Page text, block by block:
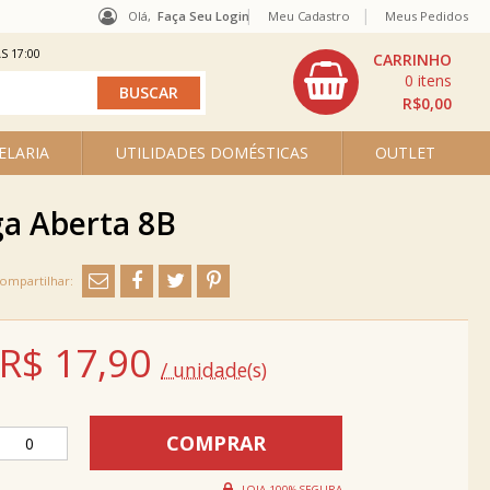
Olá, Faça Seu Login
UTILIDADES DOMÉSTICAS OUTLET
R$0,00
0
Meu Cadastro Meus Pedidos
17:00
Aberta 8B
R$ 17,90 / unidade(s)